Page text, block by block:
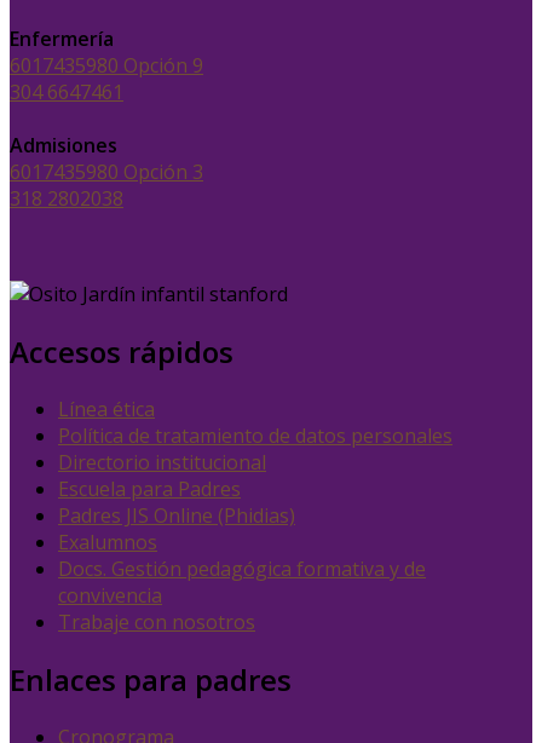
Enfermería
6017435980 Opción 9
304 6647461
Admisiones
6017435980 Opción 3
318 2802038
Accesos rápidos
Línea ética
Política de tratamiento de datos personales
Directorio institucional
Escuela para Padres
Padres JIS Online (Phidias)
Exalumnos
Docs. Gestión pedagógica formativa y de
convivencia
Trabaje con nosotros
Enlaces para padres
Cronograma